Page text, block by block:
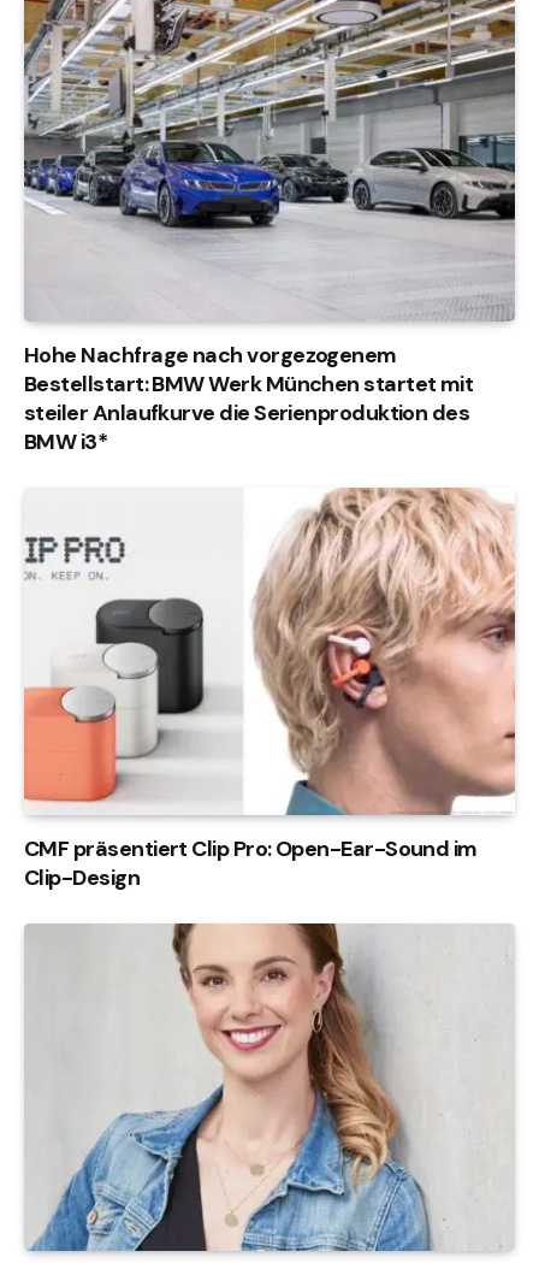
Hohe Nachfrage nach vorgezogenem
Bestellstart: BMW Werk München startet mit
steiler Anlaufkurve die Serienproduktion des
BMW i3*
CMF präsentiert Clip Pro: Open-Ear-Sound im
Clip-Design